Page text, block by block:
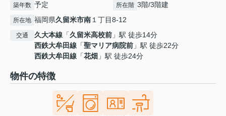
築年数 予定 所在階 3階/3階建
所在地 福岡県久留米市南 １丁目8-12
交通 久大本線 「久留米高校前 」駅 徒歩14分
西鉄大牟田線 「聖マリア病院前 」駅 徒歩22分
西鉄大牟田線 「花畑 」駅 徒歩24分
物件の特徴